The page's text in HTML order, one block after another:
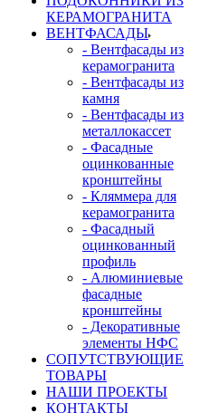
КЕРАМОГРАНИТА
ВЕНТФАСАДЫ
- Вентфасады из
керамогранита
- Вентфасады из
камня
- Вентфасады из
металлокассет
- Фасадные
оцинкованные
кронштейны
- Кляммера для
керамогранита
- Фасадный
оцинкованный
профиль
- Алюминиевые
фасадные
кронштейны
- Декоративные
элементы НФС
СОПУТСТВУЮЩИЕ
ТОВАРЫ
НАШИ ПРОЕКТЫ
КОНТАКТЫ